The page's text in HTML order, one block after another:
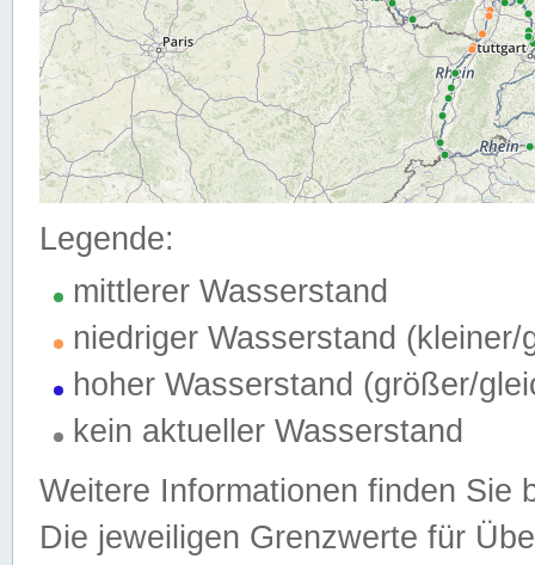
Legende:
mittlerer Wasserstand
niedriger Wasserstand (kleiner/
hoher Wasserstand (größer/
kein aktueller Wasserstand
Weitere Informationen finden Sie
Die jeweiligen Grenzwerte für